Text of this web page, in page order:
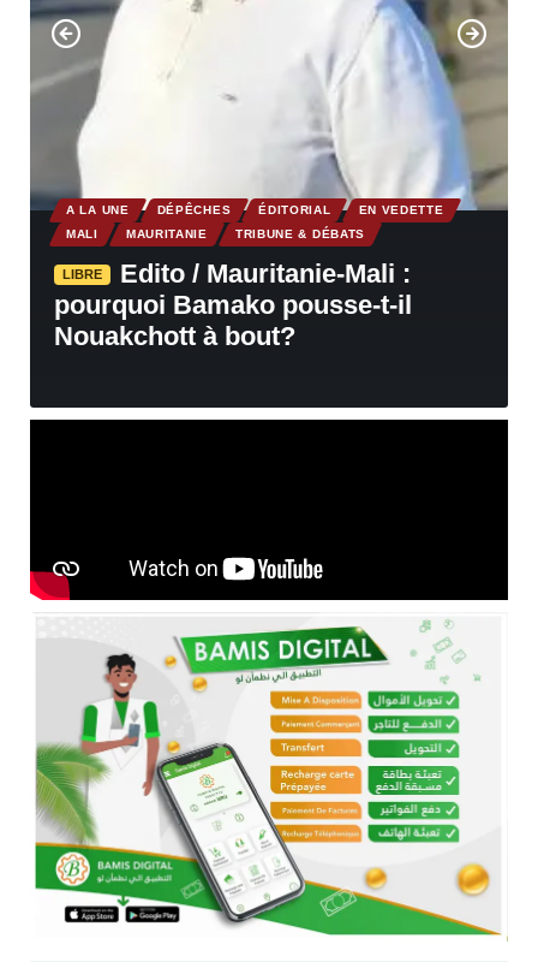
A LA UNE DÉPÊCHES ÉDITORIAL
EN VEDETTE
MALI
MAURITANIE TRIBUNE & DÉBATS
LIBRE
Edito / Mauritanie-Mali :
pourquoi Bamako pousse-t-il
Nouakchott à bout?